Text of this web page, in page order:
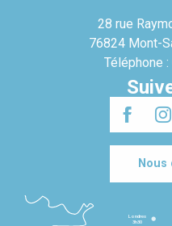
28 rue
76824 Mont-
Téléphone
Londres
3h30